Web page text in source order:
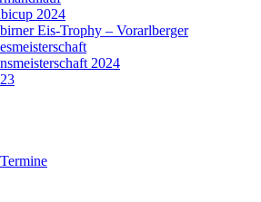
2024
Eis-Trophy – Vorarlberger
2024